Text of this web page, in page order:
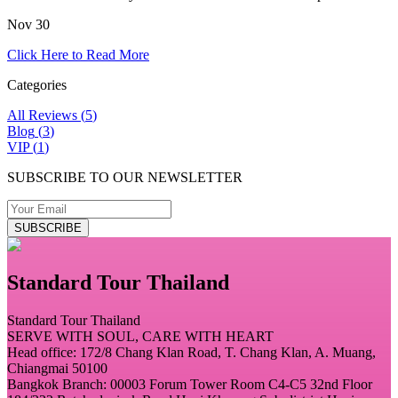
Nov 30
Click Here to Read More
Categories
All Reviews (5)
Blog (3)
VIP (1)
SUBSCRIBE TO OUR NEWSLETTER
SUBSCRIBE
Standard Tour Thailand
Standard Tour Thailand
SERVE WITH SOUL, CARE WITH HEART
Head office: 172/8 Chang Klan Road, T. Chang Klan, A. Muang,
Chiangmai 50100
Bangkok Branch: 00003 Forum Tower Room C4-C5 32nd Floor